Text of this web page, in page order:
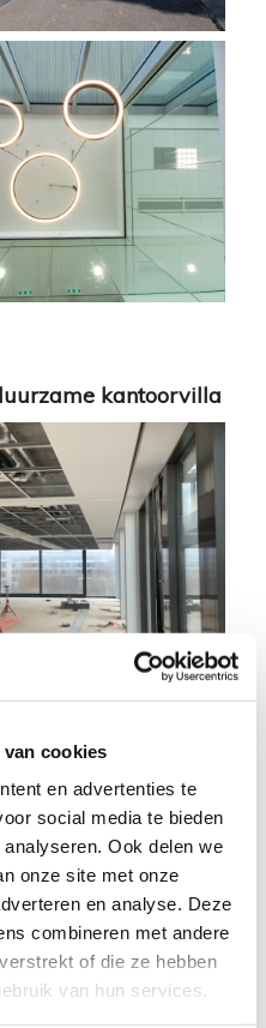
cookies
en advertenties te
social media te bieden
Ook delen we
onze site met onze
en analyse. Deze
combineren met andere
of die ze hebben
van hun services.
kantoorvilla